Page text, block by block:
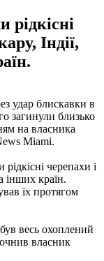
рідкісні
Індії,
удар блискавки в
загинули близько
на власника
Miami.
черепахи і
інших країн.
їх протягом
весь охоплений
власник